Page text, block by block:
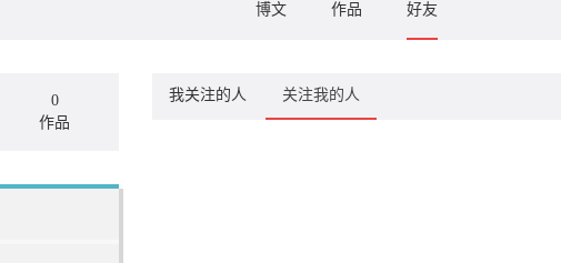
博文 作品 好友
0
作品
我关注的人 关注我的人